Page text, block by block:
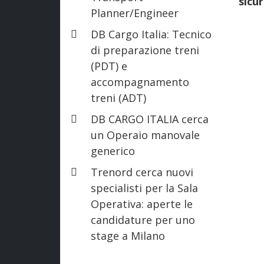
Planner/Engineer
DB Cargo Italia: Tecnico
di preparazione treni
(PDT) e
accompagnamento
treni (ADT)
DB CARGO ITALIA cerca
un Operaio manovale
generico
Trenord cerca nuovi
specialisti per la Sala
Operativa: aperte le
candidature per uno
stage a Milano